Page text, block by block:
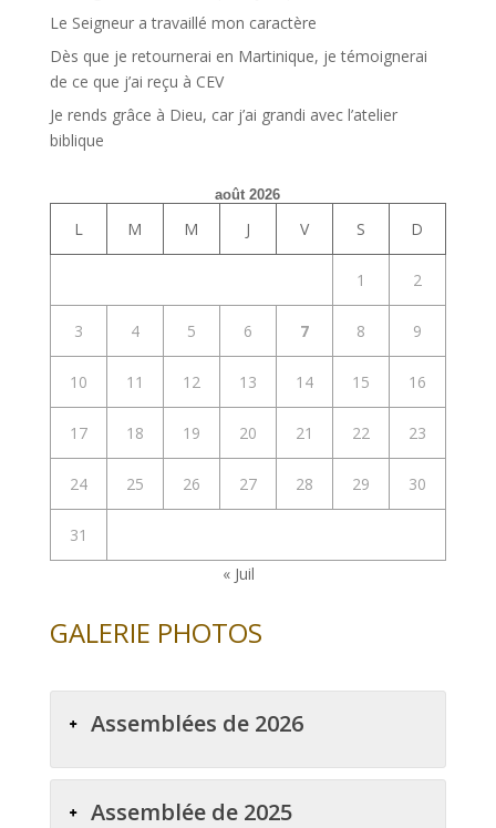
Le Seigneur a travaillé mon caractère
Dès que je retournerai en Martinique, je témoignerai
de ce que j’ai reçu à CEV
Je rends grâce à Dieu, car j’ai grandi avec l’atelier
biblique
août 2026
L M M J V S D
1 2
3 4 5 6 7 8 9
10 11 12 13 14 15 16
17 18 19 20 21 22 23
24 25 26 27 28 29 30
31
« Juil
GALERIE PHOTOS
Assemblées de 2026
Assemblée de 2025